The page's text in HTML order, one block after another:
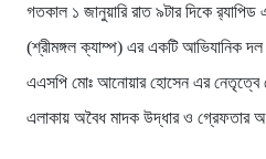
গতকাল ১ জানুয়ারি রাত ৯টার দিকে র‌্যাপিড
(শ্রীমঙ্গল ক্যাম্প) এর একটি আভিযানিক
এএসপি মোঃ আনোয়ার হোসেন এর নেতৃত্বে
এলাকায় অবৈধ মাদক উদ্ধার ও গ্রেফতার